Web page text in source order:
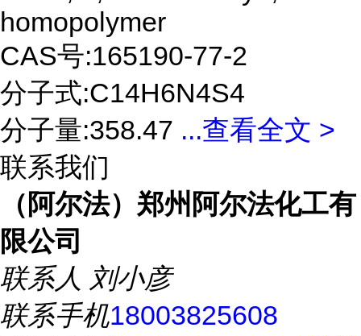
homopolymer
CAS号:165190-77-2
分子式:C14H6N4S4
分子量:358.47 ...查看全文 >
联系我们
（阿尔法）郑州阿尔法化工有
限公司
联系人 刘小彦
联系手机18003825608